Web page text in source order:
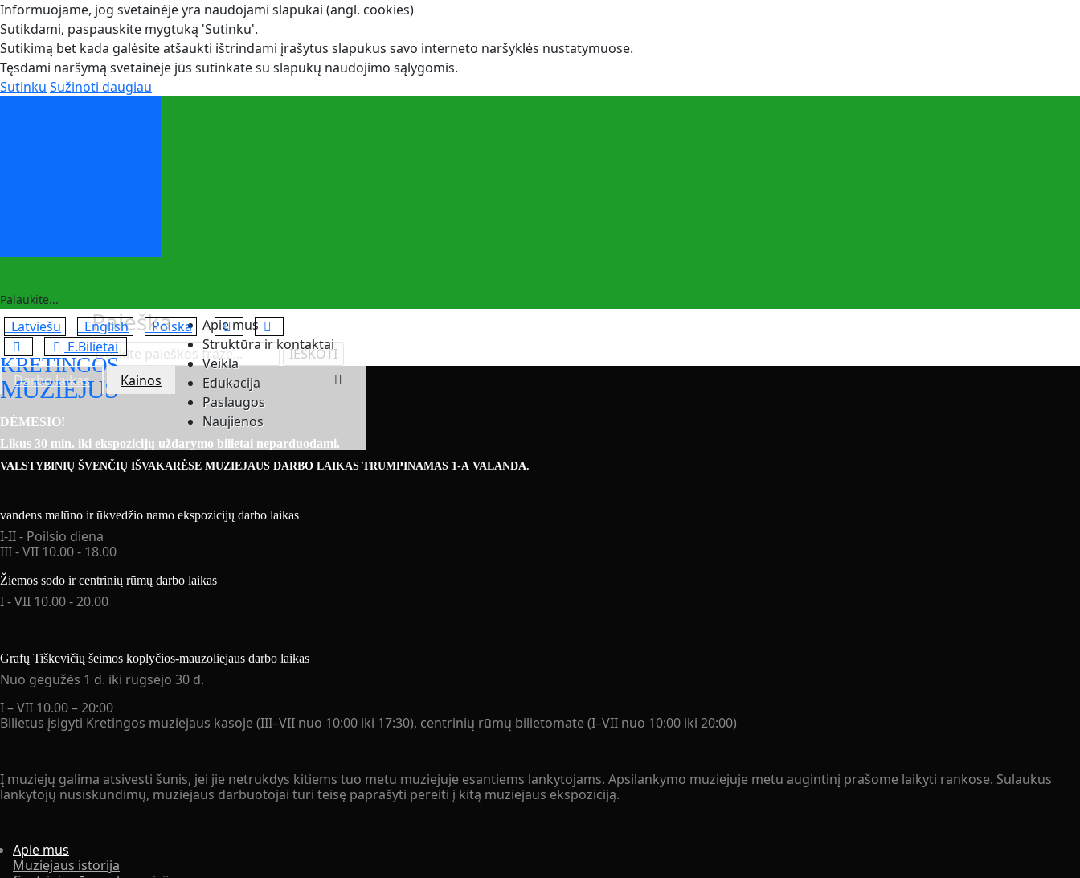
Informuojame, jog svetainėje yra naudojami slapukai (angl. cookies)
Sutikdami, paspauskite mygtuką 'Sutinku'.
Sutikimą bet kada galėsite atšaukti ištrindami įrašytus slapukus savo interneto naršyklės nustatymuose.
Tęsdami naršymą svetainėje jūs sutinkate su slapukų naudojimo sąlygomis.
Sutinku Sužinoti daugiau
Palaukite...
KRETINGOS
MUZIEJUS
Apie mus
Struktūra ir kontaktai
Veikla
Edukacija
Paslaugos
Naujienos
Latviešu English
Polska
E.Bilietai
Paieška
Darbo laikas Kainos
DĖMESIO!
Likus 30 min. iki ekspozicijų uždarymo bilietai neparduodami.
VALSTYBINIŲ ŠVENČIŲ IŠVAKARĖSE MUZIEJAUS DARBO LAIKAS TRUMPINAMAS 1-A VALANDA.
vandens malūno ir ūkvedžio namo ekspozicijų darbo laikas
I-II - Poilsio diena
III - VII 10.00 - 18.00
Žiemos sodo ir centrinių rūmų darbo laikas
I - VII 10.00 - 20.00
Grafų Tiškevičių šeimos koplyčios-mauzoliejaus darbo laikas
Nuo gegužės 1 d. iki rugsėjo 30 d.
I – VII 10.00 – 20:00
Bilietus įsigyti Kretingos muziejaus kasoje (III–VII nuo 10:00 iki 17:30), centrinių rūmų bilietomate (I–VII nuo 10:00 iki 20:00)
Į muziejų galima atsivesti šunis, jei jie netrukdys kitiems tuo metu muziejuje esantiems lankytojams. Apsilankymo muziejuje metu augintinį prašome laikyti rankose. Sulaukus
lankytojų nusiskundimų, muziejaus darbuotojai turi teisę paprašyti pereiti į kitą muziejaus ekspoziciją.
Apie mus
Muziejaus istorija